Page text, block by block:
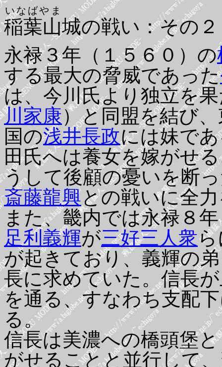
稲葉山
いなばやま
城の戦い：その２
永禄３年（１５６０）の
する最大の脅威であった
は、今川氏より独立を
川家康）と同盟を結び
国の浅井長政には妹で
田氏へは養女を嫁がせ
うして後顧の憂いを断
斎藤龍興との戦いに全
また、畿内では永禄８
足利義輝が三好三人衆
が起きており、義輝の
長に求めていた。信長
を通る、すなわち支配
る。
信長は美濃への橋頭堡
がせることと並行して